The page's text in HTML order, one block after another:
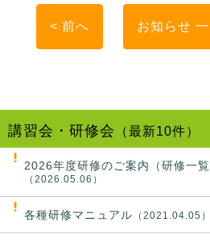
< 前へ お知らせ
講習会・研修会 （最新10件）
2026年度研修のご案内（研修一
（2026.05.06）
各種研修マニュアル （2021.04.05）